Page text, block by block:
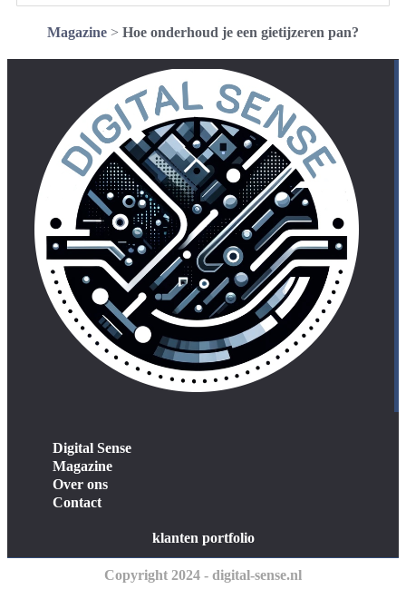
Magazine > Hoe onderhoud je een gietijzeren pan?
Digital Sense
Magazine
Over ons
Contact
klanten portfolio
Copyright 2024 - digital-sense.nl